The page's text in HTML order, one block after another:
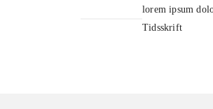
lorem ipsum
Tidsskrift